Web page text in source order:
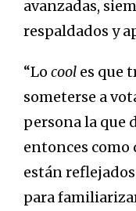
avanzadas,
respaldados y
“Lo cool es que
someterse a
persona la que
entonces como
están
para